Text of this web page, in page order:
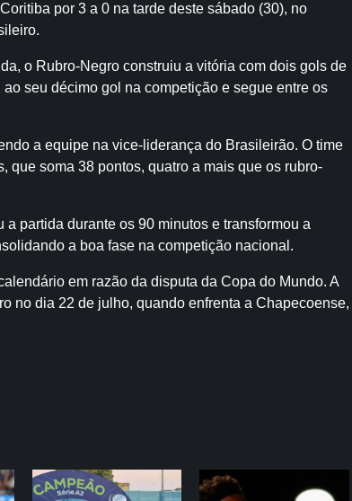
por 3 a 0 na tarde deste sábado (30), no
o Rubro-Negro construiu a vitória com dois gols de
seu décimo gol na competição e segue entre os
a equipe na vice-liderança do Brasileirão. O time
soma 38 pontos, quatro a mais que os rubro-
partida durante os 90 minutos e transformou a
a boa fase na competição nacional.
em razão da disputa da Copa do Mundo. A
no dia 22 de julho, quando enfrenta a Chapecoense,